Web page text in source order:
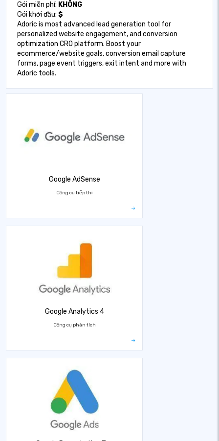
Gói miễn phí: KHÔNG
Gói khởi đầu: $
Adoric is most advanced lead generation tool for
personalized website engagement, and conversion
optimization CRO platform. Boost your
ecommerce/website goals, conversion email capture
forms, page event triggers, exit intent and more with
Adoric tools.
Google AdSense
Công cụ tiếp thị
Google Analytics 4
Công cụ phân tích